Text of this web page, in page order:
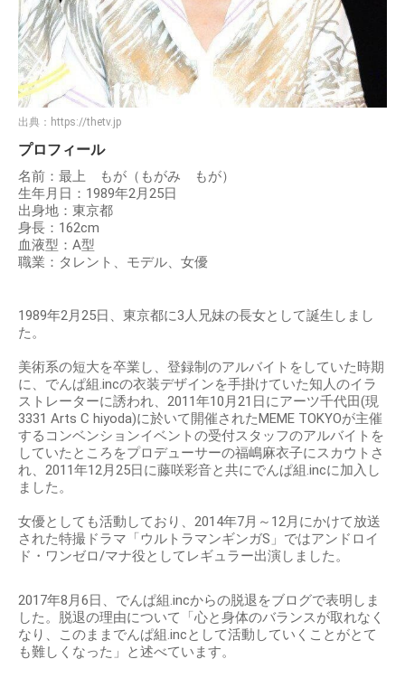
出典： https://thetv.jp
プロフィール
名前：最上 もが（もがみ もが）
生年月日：1989年2月25日
出身地：東京都
身長：162cm
血液型：A型
職業：タレント、モデル、女優
1989年2月25日、東京都に3人兄妹の長女として誕生しまし
た。
美術系の短大を卒業し、登録制のアルバイトをしていた時期
に、でんぱ組.incの衣装デザインを手掛けていた知人のイラ
ストレーターに誘われ、2011年10月21日にアーツ千代田(現
3331 Arts C hiyoda)に於いて開催されたMEME TOKYOが主催
するコンベンションイベントの受付スタッフのアルバイトを
していたところをプロデューサーの福嶋麻衣子にスカウトさ
れ、2011年12月25日に藤咲彩音と共にでんぱ組.incに加入し
ました。
女優としても活動しており、2014年7月～12月にかけて放送
された特撮ドラマ「ウルトラマンギンガS」ではアンドロイ
ド・ワンゼロ/マナ役としてレギュラー出演しました。
2017年8月6日、でんぱ組.incからの脱退をブログで表明しま
した。脱退の理由について「心と身体のバランスが取れなく
なり、このままでんぱ組.incとして活動していくことがとて
も難しくなった」と述べています。